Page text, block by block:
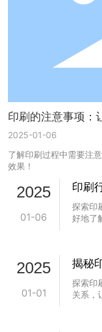
印刷的注意事项：
2025-01-06
了解印刷过程中需要注
效果！
2025
01-06
印刷
探索印
好地了
2025
01-01
揭秘
奇妙
探索印
关系，